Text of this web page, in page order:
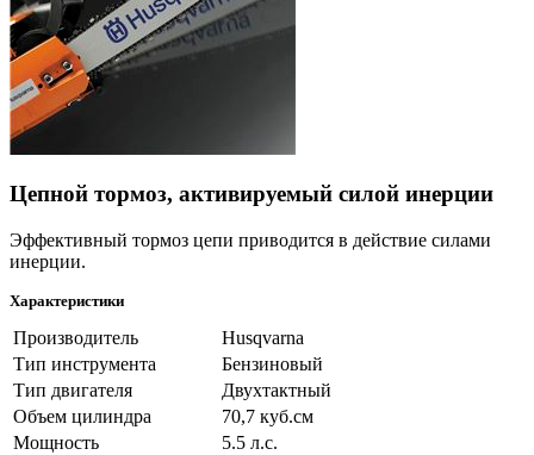
Цепной тормоз, активируемый силой инерции
Эффективный тормоз цепи приводится в действие силами
инерции.
Характеристики
Производитель
Husqvarna
Тип инструмента
Бензиновый
Тип двигателя
Двухтактный
Объем цилиндра
70,7 куб.см
Мощность
5.5 л.с.